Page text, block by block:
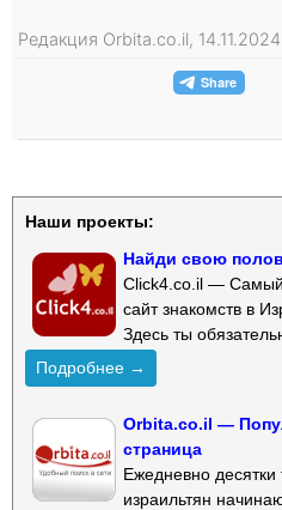
Редакция Orbita.co.il,
Наши проекты:
Найди свою
Click4.co.il —
сайт знакомств в
Здесь ты
Подробнее →
Orbita.co.il —
страница
Ежедневно десятки
израильтян